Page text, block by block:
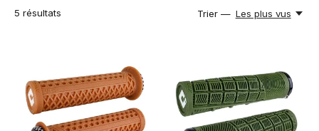
5 résultats Trier — Les plus vus